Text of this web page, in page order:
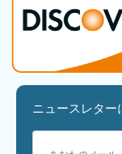
ニュースレター